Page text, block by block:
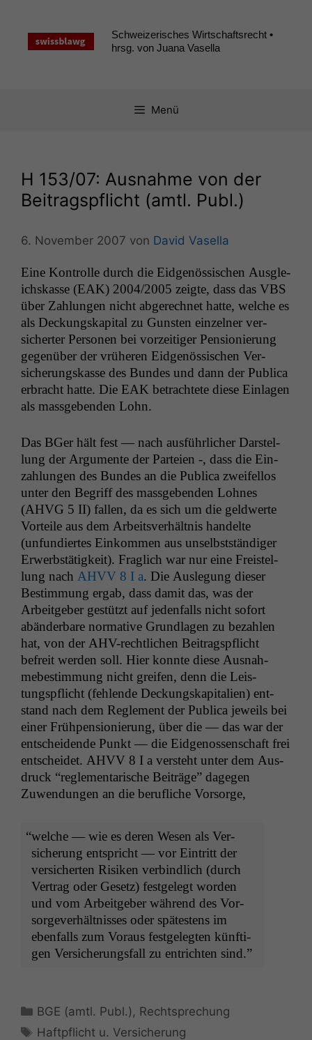
springen
Schweizerisches Wirtschaftsrecht •
hrsg. von Juana Vasella
Menü
H 153/07: Ausnahme von der
Beitragspflicht (amtl. Publ.)
6. November 2007 von David Vasella
Eine Kon­trolle durch die Eid­genös­sis­chen Aus­gle­
ich­skasse (EAK) 2004/2005 zeigte, dass das VBS
über Zahlun­gen nicht abgerech­net hat­te, welche es
als Deck­ungskap­i­tal zu Gun­sten einzel­ner ver­
sichert­er Per­so­n­en bei vorzeit­iger Pen­sion­ierung
gegenüber der vrüheren Eid­genös­sis­chen Ver­
sicherungskasse des Bun­des und dann der Pub­li­ca
erbracht hat­te. Die EAK betra­chtete diese Ein­la­gen
als mass­geben­den Lohn.
Das BGer hält fest — nach aus­führlich­er Darstel­
lung der Argu­mente der Parteien -, dass die Ein­
zahlun­gen des Bun­des an die Pub­li­ca zweifel­los
unter den Begriff des mass­geben­den Lohnes
(AHVG 5 II) fall­en, da es sich um die geld­w­erte
Vorteile aus dem Arbeitsver­hält­nis han­delte
(unfundiertes Einkom­men aus unselb­st­ständi­ger
Erwerb­stätigkeit). Fraglich war nur eine Freis­tel­
lung nach AHVV 8 I a. Die Ausle­gung dieser
Bes­tim­mung ergab, dass damit das, was der
Arbeit­ge­ber gestützt auf jeden­falls nicht sofort
abän­der­bare nor­ma­tive Grund­la­gen zu bezahlen
hat, von der AHV-rechtlichen Beitragspflicht
befre­it wer­den soll. Hier kon­nte diese Aus­nah­
mebes­tim­mung nicht greifen, denn die Leis­
tungspflicht (fehlende Deck­ungskap­i­tal­ien) ent­
stand nach dem Regle­ment der Pub­li­ca jew­eils bei
ein­er Früh­pen­sion­ierung, über die — das war der
entschei­dende Punkt — die Eidgenossen­schaft frei
entschei­det. AHVV 8 I a ver­ste­ht unter dem Aus­
druck “regle­men­tarische Beiträge” dage­gen
Zuwen­dun­gen an die beru­fliche Vorsorge,
“welche — wie es deren Wesen als Ver­
sicherung entspricht — vor Ein­tritt der
ver­sicherten Risiken verbindlich (durch
Ver­trag oder Gesetz) fest­gelegt wor­den
und vom Arbeit­ge­ber während des Vor­
sorgev­er­hält­niss­es oder spätestens im
eben­falls zum Voraus fest­gelegten kün­fti­
gen Ver­sicherungs­fall zu entricht­en sind.”
Kategorien
BGE (amtl. Publ.) , Rechtsprechung
Schlagwörter
Haftpflicht u. Versicherung